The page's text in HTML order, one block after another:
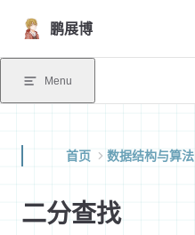
Skip to content
鹏展博
Menu
首页 数据结构与算法
二分查找